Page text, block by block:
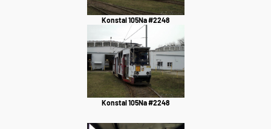
Konstal 105Na #2248
Konstal 105Na #2248